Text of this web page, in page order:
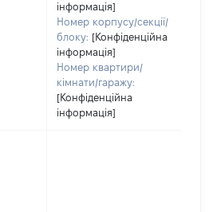
інформація]
Номер корпусу/секції/
блоку: [Конфіденційна
інформація]
Номер квартири/
кімнати/гаражу:
[Конфіденційна
інформація]